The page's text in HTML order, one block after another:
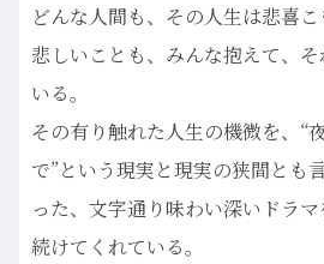
どんな人間も、その人生は悲喜
悲しいことも、みんな抱えて、
いる。
その有り触れた人生の機微を、“
で”という現実と現実の狭間とも
った、文字通り味わい深いドラ
続けてくれている。